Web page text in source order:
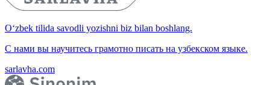
O‘zbek tilida savodli yozishni biz bilan boshlang.
С нами вы научитесь грамотно писать на узбекском языке.
sarlavha.com